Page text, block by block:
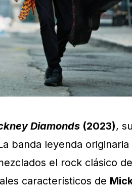
Diamonds (2023),
banda leyenda originaria
el rock clásico de
característicos de